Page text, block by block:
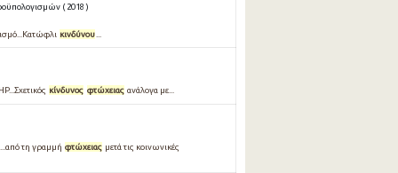
( 2018 )
κινδύνου
κίνδυνος φτώχειας ανάλογα με...
τη γραμμή φτώχειας μετά τις κοινωνικές